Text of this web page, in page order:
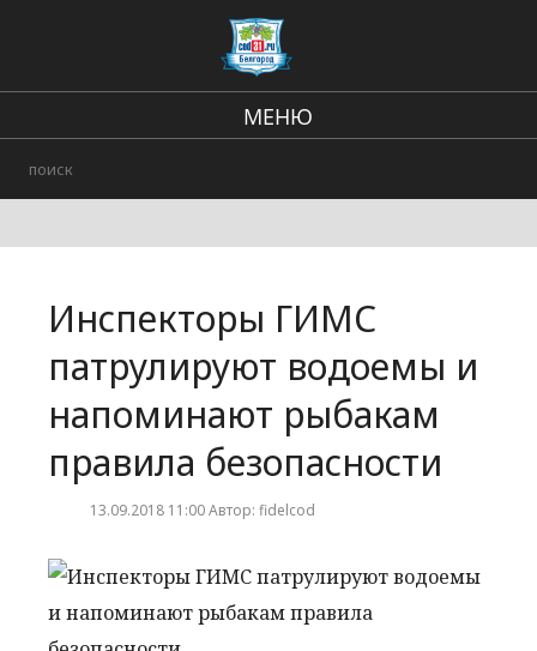
МЕНЮ
Городские события
Инспекторы ГИМС
патрулируют водоемы и
напоминают рыбакам
правила безопасности
13.09.2018 11:00 Автор: fidelcod